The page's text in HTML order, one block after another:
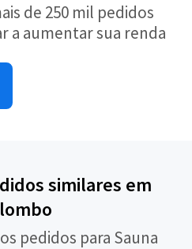
de 250 mil pedidos
a aumentar sua renda
similares em
pedidos para Sauna